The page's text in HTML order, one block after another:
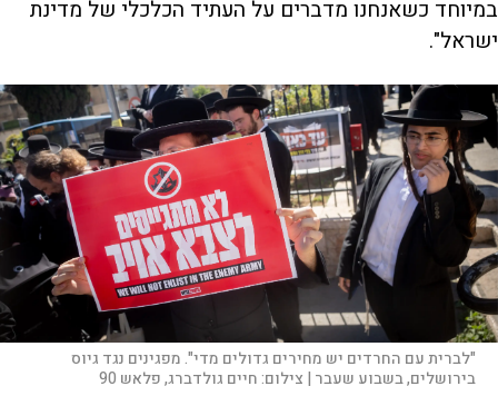
במיוחד כשאנחנו מדברים על העתיד הכלכלי של מדינת
ישראל".
"לברית עם החרדים יש מחירים גדולים מדי". מפגינים נגד גיוס
בירושלים, בשבוע שעבר | צילום:חיים גולדברג, פלאש 90